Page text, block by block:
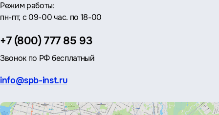
Режим работы:
пн-пт, с 09-00 час. по 18-00
Телефон:
+7 (800) 777 85 93
Звонок по РФ бесплатный
Эл.
info@spb-inst.ru